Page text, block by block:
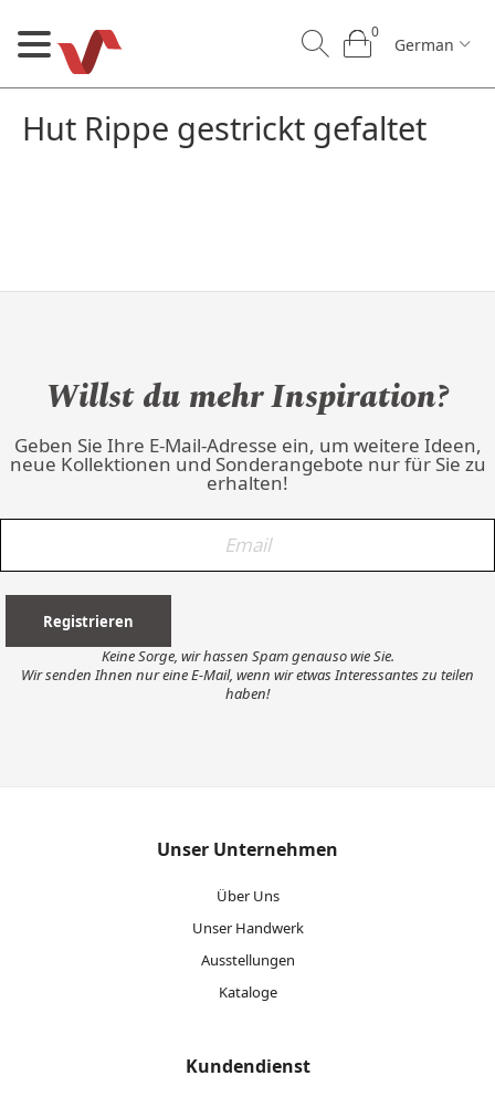
Unser Handwerk B2B Kontakt
Hut Rippe gestrickt gefaltet
Willst du mehr Inspiration?
Geben Sie Ihre E-Mail-Adresse ein, um weitere Ideen,
neue Kollektionen und Sonderangebote nur für Sie zu
erhalten!
Keine Sorge, wir hassen Spam genauso wie Sie.
Wir senden Ihnen nur eine E-Mail, wenn wir etwas Interessantes zu teilen
haben!
Unser Unternehmen
Über Uns
Unser Handwerk
Ausstellungen
Kataloge
Kundendienst
German
0